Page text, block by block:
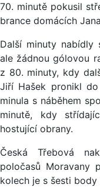
70. minutě pokusil
brance domácích
Další minuty nabídly
ale žádnou gólovou
z 80. minuty, kdy
Jiří Hašek pronikl
minula s náběhem
minutě, kdy
hostující obrany.
Česká Třebová
poločasů Moravany
kolech je s šesti